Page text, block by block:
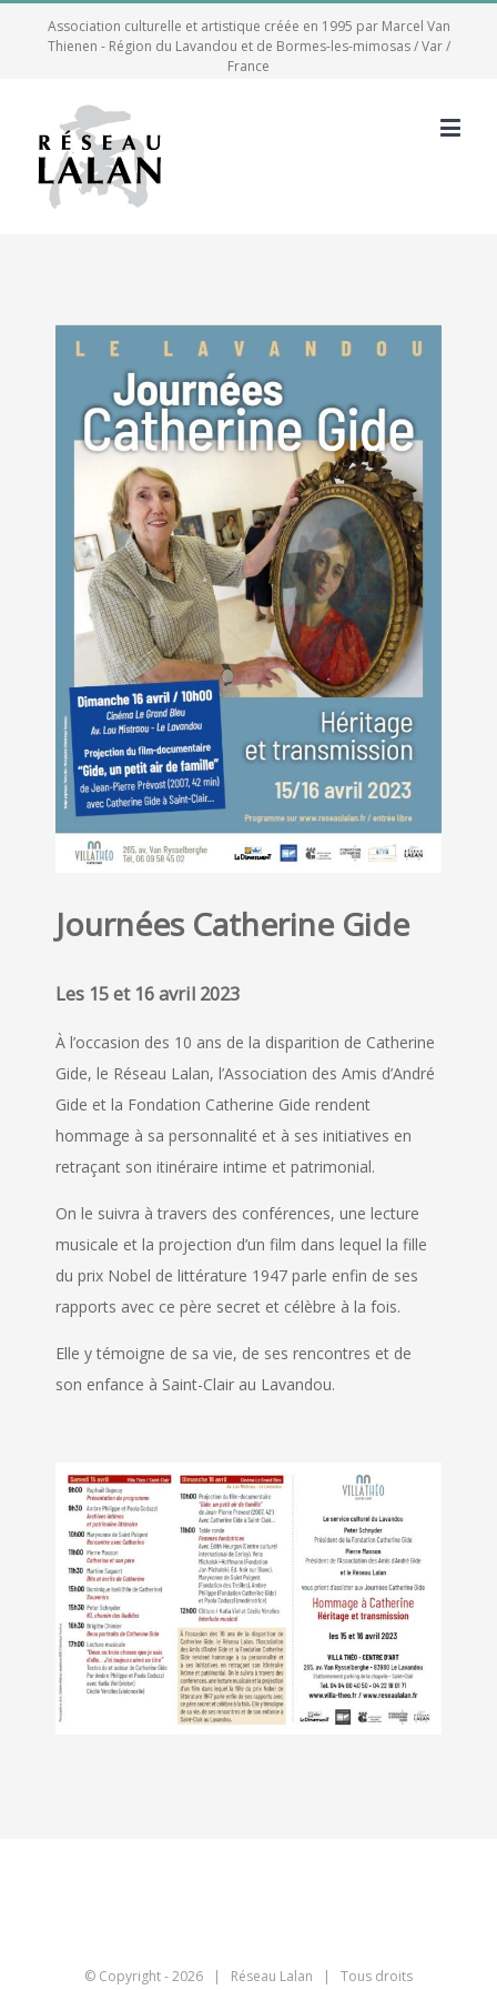
Association culturelle et artistique créée en 1995 par Marcel Van
Thienen - Région du Lavandou et de Bormes-les-mimosas / Var /
France
Journées Catherine Gide
Les 15 et 16 avril 2023
À l’occasion des 10 ans de la disparition de Catherine
Gide, le Réseau Lalan, l’Association des Amis d’André
Gide et la Fondation Catherine Gide rendent
hommage à sa personnalité et à ses initiatives en
retraçant son itinéraire intime et patrimonial.
On le suivra à travers des conférences, une lecture
musicale et la projection d’un film dans lequel la fille
du prix Nobel de littérature 1947 parle enfin de ses
rapports avec ce père secret et célèbre à la fois.
Elle y témoigne de sa vie, de ses rencontres et de
son enfance à Saint-Clair au Lavandou.
© Copyright -2026 | Réseau Lalan | Tous droits